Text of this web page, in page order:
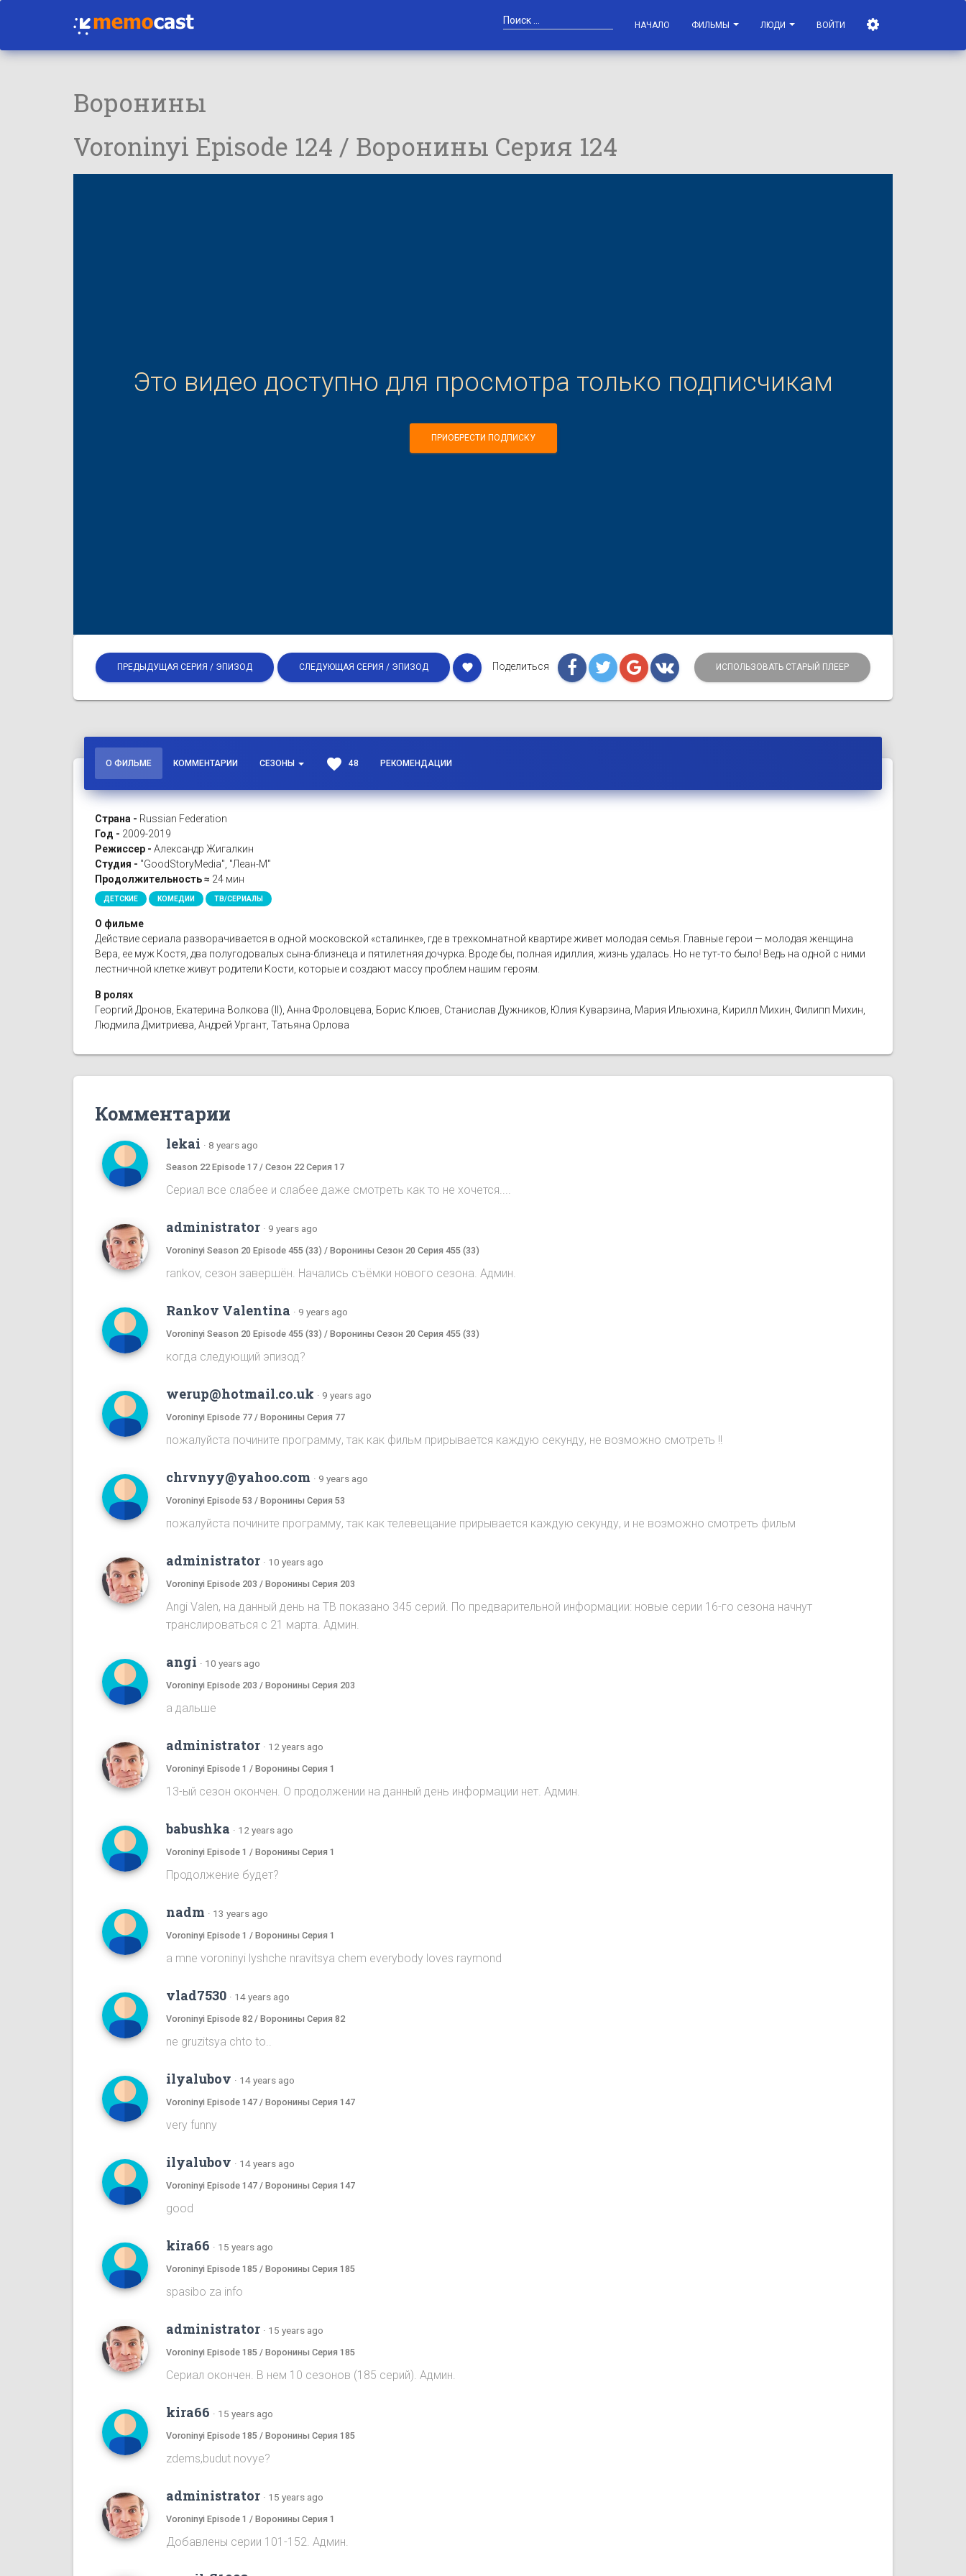
НАЧАЛО ФИЛЬМЫ ЛЮДИ ВОЙТИ
Воронины
Voroninyi Episode 124 / Воронины Серия 124
Это видео доступно для просмотра только подписчикам
ПРИОБРЕСТИ ПОДПИСКУ
ПРЕДЫДУЩАЯ СЕРИЯ / ЭПИЗОД СЛЕДУЮЩАЯ СЕРИЯ / ЭПИЗОД favorite Поделиться ИСПОЛЬЗОВАТЬ СТАРЫЙ ПЛЕЕР
О ФИЛЬМЕ КОММЕНТАРИИ СЕЗОНЫ favorite 48 РЕКОМЕНДАЦИИ
Страна - Russian Federation
Год - 2009-2019
Режиссер - Александр Жигалкин
Студия - "GoodStoryMedia", "Леан-М"
Продолжительность ≈ 24 мин
ДЕТСКИЕ КОМЕДИИ ТВ/СЕРИАЛЫ
О фильме
Действие сериала разворачивается в одной московской «сталинке», где в трехкомнатной квартире живет молодая семья. Главные герои — молодая женщина
Вера, ее муж Костя, два полугодовалых сына-близнеца и пятилетняя дочурка. Вроде бы, полная идиллия, жизнь удалась. Но не тут-то было! Ведь на одной с ними
лестничной клетке живут родители Кости, которые и создают массу проблем нашим героям.
В ролях
Георгий Дронов, Екатерина Волкова (II), Анна Фроловцева, Борис Клюев, Станислав Дужников, Юлия Куварзина, Мария Ильюхина, Кирилл Михин, Филипп Михин,
Людмила Дмитриева, Андрей Ургант, Татьяна Орлова
Комментарии
lekai · 8 years ago
Season 22 Episode 17 / Сезон 22 Серия 17
Сериал все слабее и слабее даже смотреть как то не хочется....
administrator · 9 years ago
Voroninyi Season 20 Episode 455 (33) / Воронины Сезон 20 Серия 455 (33)
rankov, сезон завершён. Начались съёмки нового сезона. Админ.
Rankov Valentina · 9 years ago
Voroninyi Season 20 Episode 455 (33) / Воронины Сезон 20 Серия 455 (33)
когда следующий эпизод?
werup@hotmail.co.uk · 9 years ago
Voroninyi Episode 77 / Воронины Серия 77
пожалуйста почините программу, так как фильм прирывается каждую секунду, не возможно смотреть !!
chrvnyy@yahoo.com · 9 years ago
Voroninyi Episode 53 / Воронины Серия 53
пожалуйста почините программу, так как телевещание прирывается каждую секунду, и не возможно смотреть фильм
administrator · 10 years ago
Voroninyi Episode 203 / Воронины Серия 203
Angi Valen, на данный день на ТВ показано 345 серий. По предварительной информации: новые серии 16-го сезона начнут
транслироваться с 21 марта. Админ.
angi · 10 years ago
Voroninyi Episode 203 / Воронины Серия 203
а дальше
administrator · 12 years ago
Voroninyi Episode 1 / Воронины Серия 1
13-ый сезон окончен. О продолжении на данный день информации нет. Админ.
babushka · 12 years ago
Voroninyi Episode 1 / Воронины Серия 1
Продолжение будет?
nadm · 13 years ago
Voroninyi Episode 1 / Воронины Серия 1
a mne voroninyi lyshche nravitsya chem everybody loves raymond
vlad7530 · 14 years ago
Voroninyi Episode 82 / Воронины Серия 82
ne gruzitsya chto to..
ilyalubov · 14 years ago
Voroninyi Episode 147 / Воронины Серия 147
very funny
ilyalubov · 14 years ago
Voroninyi Episode 147 / Воронины Серия 147
good
kira66 · 15 years ago
Voroninyi Episode 185 / Воронины Серия 185
spasibo za info
administrator · 15 years ago
Voroninyi Episode 185 / Воронины Серия 185
Сериал окончен. В нем 10 сезонов (185 серий). Админ.
kira66 · 15 years ago
Voroninyi Episode 185 / Воронины Серия 185
zdems,budut novye?
administrator · 15 years ago
Voroninyi Episode 1 / Воронины Серия 1
Добавлены серии 101-152. Админ.